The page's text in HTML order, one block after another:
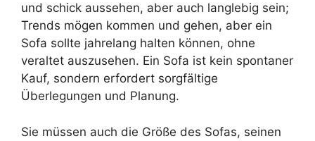
und schick aussehen, aber auch langlebig sein;
Trends mögen kommen und gehen, aber ein
Sofa sollte jahrelang halten können, ohne
veraltet auszusehen. Ein Sofa ist kein spontaner
Kauf, sondern erfordert sorgfältige
Überlegungen und Planung.
Sie müssen auch die Größe des Sofas, seinen